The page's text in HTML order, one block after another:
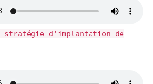
stratégie d’implantation de